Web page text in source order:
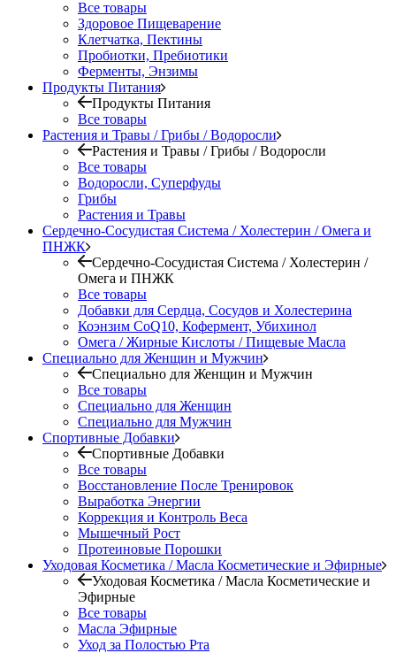
Все товары
Здоровое Пищеварение
Клетчатка, Пектины
Пробиотки, Пребиотики
Ферменты, Энзимы
Продукты Питания
Продукты Питания
Все товары
Растения и Травы / Грибы / Водоросли
Растения и Травы / Грибы / Водоросли
Все товары
Водоросли, Суперфуды
Грибы
Растения и Травы
Сердечно-Сосудистая Система / Холестерин / Омега и
ПНЖК
Сердечно-Сосудистая Система / Холестерин /
Омега и ПНЖК
Все товары
Добавки для Сердца, Сосудов и Холестерина
Коэнзим CoQ10, Кофермент, Убихинол
Омега / Жирные Кислоты / Пищевые Масла
Специально для Женщин и Мужчин
Специально для Женщин и Мужчин
Все товары
Специально для Женщин
Специально для Мужчин
Спортивные Добавки
Спортивные Добавки
Все товары
Восстановление После Тренировок
Выработка Энергии
Коррекция и Контроль Веса
Мышечный Рост
Протеиновые Порошки
Уходовая Косметика / Масла Косметические и Эфирные
Уходовая Косметика / Масла Косметические и
Эфирные
Все товары
Масла Эфирные
Уход за Полостью Рта